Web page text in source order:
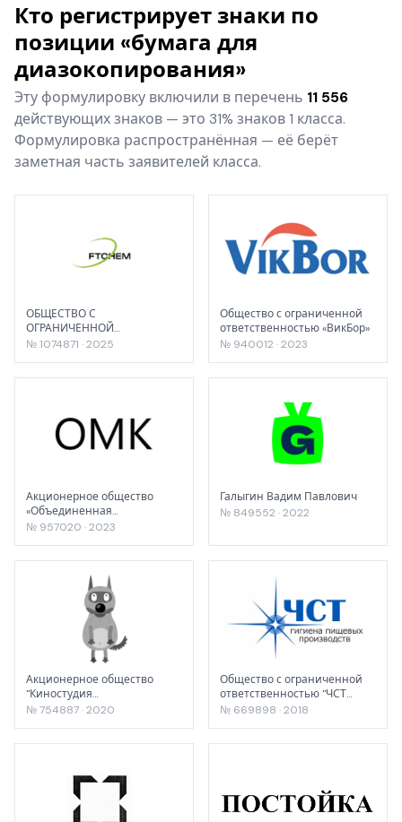
Кто регистрирует знаки по
позиции «бумага для
диазокопирования»
Эту формулировку включили в перечень 11 556
действующих знаков — это 31% знаков 1 класса.
Формулировка распространённая — её берёт
заметная часть заявителей класса.
ОБЩЕСТВО С
ОГРАНИЧЕННОЙ
ОТВЕТСТВЕННОСТЬЮ
№ 1074871 · 2025
Общество с ограниченной
ответственностью «ВикБор»
№ 940012 · 2023
Акционерное общество
«Объединенная
металлургическая
№ 957020 · 2023
Галыгин Вадим Павлович
№ 849552 · 2022
Акционерное общество
"Киностудия
"Союзмультфильм"
№ 754887 · 2020
Общество с ограниченной
ответственностью "ЧСТ
стандарт"
№ 669898 · 2018